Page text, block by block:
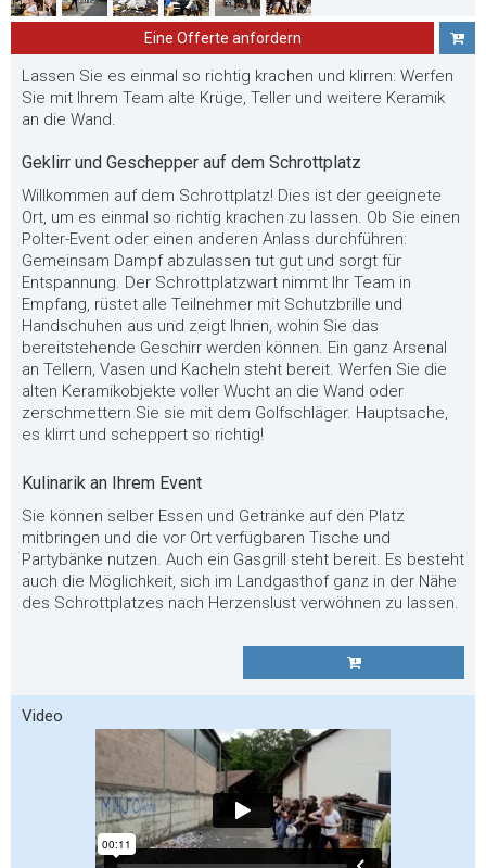
Eine Offerte anfordern
Lassen Sie es einmal so richtig krachen und klirren: Werfen
Sie mit Ihrem Team alte Krüge, Teller und weitere Keramik
an die Wand.
Geklirr und Geschepper auf dem Schrottplatz
Willkommen auf dem Schrottplatz! Dies ist der geeignete
Ort, um es einmal so richtig krachen zu lassen. Ob Sie einen
Polter-Event oder einen anderen Anlass durchführen:
Gemeinsam Dampf abzulassen tut gut und sorgt für
Entspannung. Der Schrottplatzwart nimmt Ihr Team in
Empfang, rüstet alle Teilnehmer mit Schutzbrille und
Handschuhen aus und zeigt Ihnen, wohin Sie das
bereitstehende Geschirr werden können. Ein ganz Arsenal
an Tellern, Vasen und Kacheln steht bereit. Werfen Sie die
alten Keramikobjekte voller Wucht an die Wand oder
zerschmettern Sie sie mit dem Golfschläger. Hauptsache,
es klirrt und scheppert so richtig!
Kulinarik an Ihrem Event
Sie können selber Essen und Getränke auf den Platz
mitbringen und die vor Ort verfügbaren Tische und
Partybänke nutzen. Auch ein Gasgrill steht bereit. Es besteht
auch die Möglichkeit, sich im Landgasthof ganz in der Nähe
des Schrottplatzes nach Herzenslust verwöhnen zu lassen.
Video